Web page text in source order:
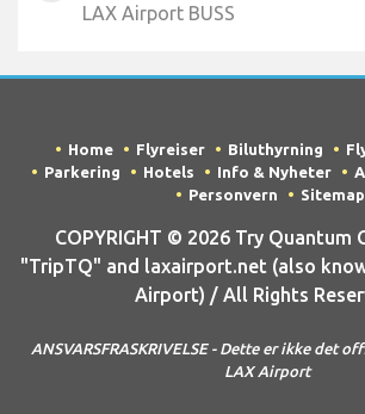
LAX Airport BUSS
Home Flyreiser Biluthyrning
Parkering
Hotels Info & Nyheter
Personvern
Sitemap
COPYRIGHT © 2026 Try Quantum
"TripTQ" and laxairport.net (also
Airport) / All Rights
ANSVARSFRASKRIVELSE - Dette er ikke det
LAX Airport